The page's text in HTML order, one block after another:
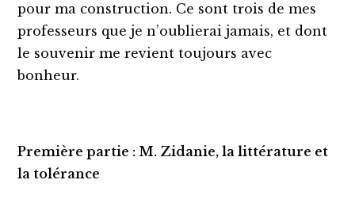
pour ma construction. Ce sont trois de mes
professeurs que je n’oublierai jamais, et dont
le souvenir me revient toujours avec
bonheur.
Première partie : M. Zidanie, la littérature et
la tolérance